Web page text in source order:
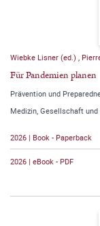
Wiebke Lisner (ed.) ,
Für Pandemien planen
Prävention und
Medizin, Gesellschaft
2026 | Book - Paperback
2026 | eBook - PDF